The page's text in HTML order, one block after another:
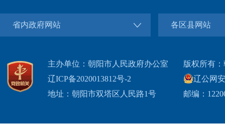
省内政府网站 各区县网站
主办单位：朝阳市人民政府办公室
辽ICP备2020013812号-2
地址：朝阳市双塔区人民路1号
版权所有
辽公网
邮编：